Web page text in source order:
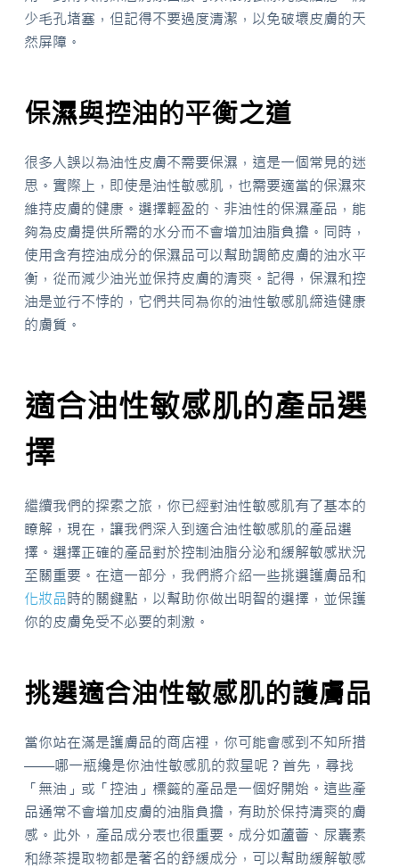
少毛孔堵塞，但記得不要過度清潔，以免破壞皮膚的天
然屏障。
保濕與控油的平衡之道
很多人誤以為油性皮膚不需要保濕，這是一個常見的迷
思。實際上，即使是油性敏感肌，也需要適當的保濕來
維持皮膚的健康。選擇輕盈的、非油性的保濕產品，能
夠為皮膚提供所需的水分而不會增加油脂負擔。同時，
使用含有控油成分的保濕品可以幫助調節皮膚的油水平
衡，從而減少油光並保持皮膚的清爽。記得，保濕和控
油是並行不悖的，它們共同為你的油性敏感肌締造健康
的膚質。
適合油性敏感肌的產品選
擇
繼續我們的探索之旅，你已經對油性敏感肌有了基本的
瞭解，現在，讓我們深入到適合油性敏感肌的產品選
擇。選擇正確的產品對於控制油脂分泌和緩解敏感狀況
至關重要。在這一部分，我們將介紹一些挑選護膚品和
化妝品時的關鍵點，以幫助你做出明智的選擇，並保護
你的皮膚免受不必要的刺激。
挑選適合油性敏感肌的護膚品
當你站在滿是護膚品的商店裡，你可能會感到不知所措
——哪一瓶纔是你油性敏感肌的救星呢？首先，尋找
「無油」或「控油」標籤的產品是一個好開始。這些產
品通常不會增加皮膚的油脂負擔，有助於保持清爽的膚
感。此外，產品成分表也很重要。成分如蘆薈、尿囊素
和綠茶提取物都是著名的舒緩成分，可以幫助緩解敏感